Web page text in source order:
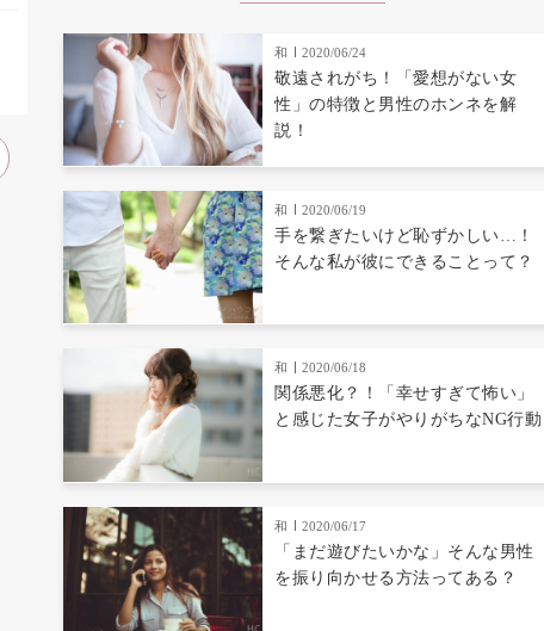
和 2020/06/24
敬遠されがち！「愛想がない女
性」の特徴と男性のホンネを解
説！
和 2020/06/19
手を繋ぎたいけど恥ずかしい…！
そんな私が彼にできることって？
和 2020/06/18
関係悪化？！「幸せすぎて怖い」
と感じた女子がやりがちなNG行動
和 2020/06/17
「まだ遊びたいかな」そんな男性
を振り向かせる方法ってある？